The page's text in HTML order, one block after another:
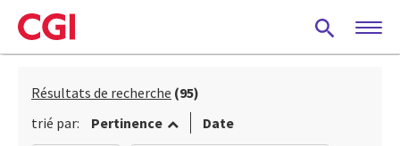
Skip
to
main
Résultats de recherche (95)
trié par:
Pertinence Date